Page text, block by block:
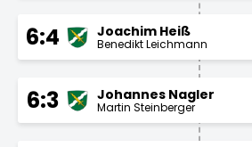
6:4 Joachim Heiß
Benedikt Leichmann
6:3 Johannes Nagler
Martin Steinberger